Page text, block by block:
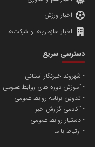
پایگاه اطلاع رسانی
تامین آهن اسفنجی
مسعودصادقی
اخبار ورزش
اخبار سازمان‌ها و شرکت‌ها
دسترسی سریع
شهروند خبرنگار استانی
آموزش دوره های روابط عمومی
تدوین برنامه روابط عمومی
آکادمی گزارش خبر
دستیار روابط عمومی
ارتباط با ما